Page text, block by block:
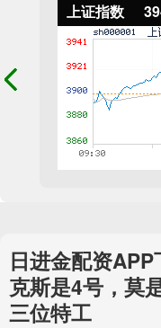
上证指数
日进金配资
克斯是4号，莫
三位特工